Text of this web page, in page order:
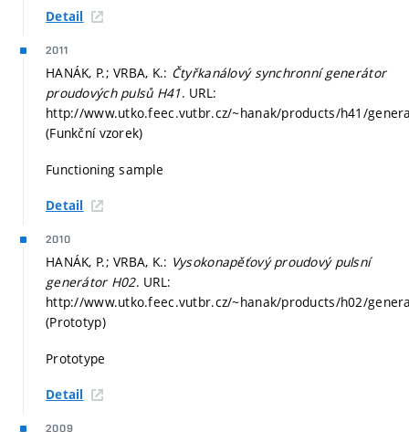
Detail
2011
HANÁK, P.; VRBA, K.: Čtyřkanálový synchronní generátor
proudových pulsů H41. URL:
http://www.utko.feec.vutbr.cz/~hanak/products/h41/
(Funkční vzorek)
Functioning sample
Detail
2010
HANÁK, P.; VRBA, K.: Vysokonapěťový proudový pulsní
generátor H02. URL:
http://www.utko.feec.vutbr.cz/~hanak/products/h02/
(Prototyp)
Prototype
Detail
2009